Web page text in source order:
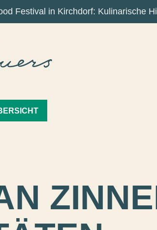
Festival in Kirchdorf: Kulinarische